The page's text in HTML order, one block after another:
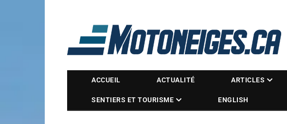
Magazine Motoneiges.ca
ACCUEIL ACTUALITÉ ARTICLES
SENTIERS ET TOURISME ENGLISH